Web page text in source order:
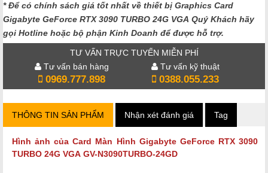
* Để có chính sách giá tốt nhất về thiết bị Graphics Card
Gigabyte GeForce RTX 3090 TURBO 24G VGA Quý Khách hãy
gọi Hotline hoặc bộ phận Kinh Doanh để được hỗ trợ.
TƯ VẤN TRỰC TUYẾN MIỄN PHÍ
Tư vấn bán hàng
0969.777.898
Tư vấn kỹ thuật
0388.055.233
THÔNG TIN SẢN PHẨM Nhận xét đánh giá Tag
Hình ảnh của Card Màn Hình Gigabyte GeForce RTX 3090
TURBO 24G VGA GV-N3090TURBO-24GD